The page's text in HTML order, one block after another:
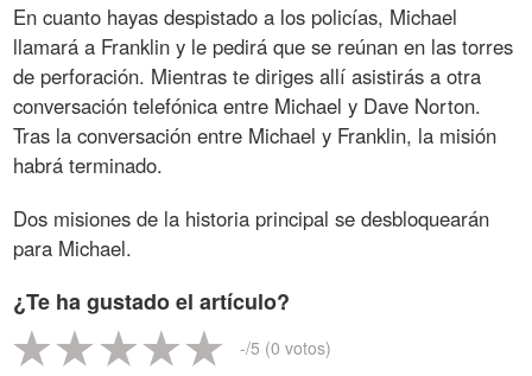
En cuanto hayas despistado a los policías, Michael
llamará a Franklin y le pedirá que se reúnan en las torres
de perforación. Mientras te diriges allí asistirás a otra
conversación telefónica entre Michael y Dave Norton.
Tras la conversación entre Michael y Franklin, la misión
habrá terminado.
Dos misiones de la historia principal se desbloquearán
para Michael.
¿Te ha gustado el artículo?
-/5 (0 votos)